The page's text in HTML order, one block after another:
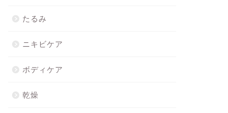
たるみ
ニキビケア
ボディケア
乾燥